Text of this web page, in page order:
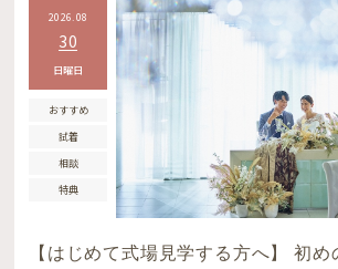
2026.08
30
日曜日
おすすめ
試着
相談
特典
【はじめて式場見学する方へ】 初め